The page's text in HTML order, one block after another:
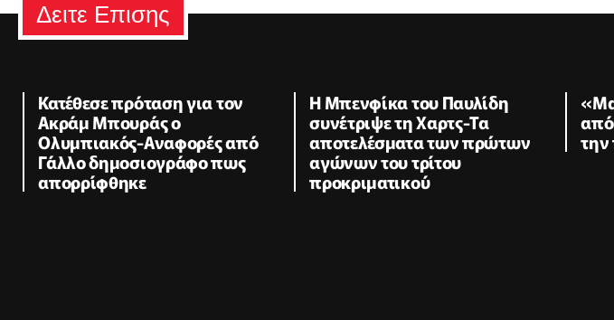
Δειτε Επισης
Κατέθεσε πρόταση για τον
Ακράμ Μπουράς ο
Ολυμπιακός-Αναφορές από
Γάλλο δημοσιογράφο πως
απορρίφθηκε
Η Μπενφίκα του Παυλίδη
συνέτριψε τη Χαρτς-Τα
αποτελέσματα των πρώτων
αγώνων του τρίτου
προκριματικού
την